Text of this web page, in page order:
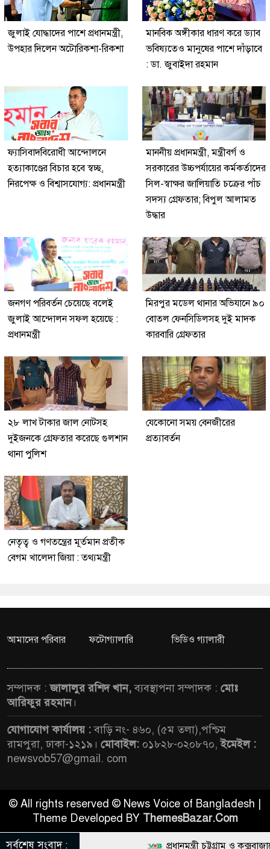
জুলাই যোদ্ধাদের পাশে প্রধানমন্ত্রী,
উপহার দিলেন অটোরিকশা-রিকশা
মানবিক অঙ্গীকার ধারণ করে ড্যাব
ভবিষ্যতেও মানুষের পাশে দাঁড়াবে
: ডা. জুবাইদা রহমান
ফ্যাসিবাদবিরোধী আন্দোলনে
হত্যাকাণ্ডের বিচার হবে স্বচ্ছ,
নিরপেক্ষ ও বিশ্বাসযোগ্য: প্রধানমন্ত্রী
মাননীয় প্রধানমন্ত্রী, মন্ত্রীবর্গ ও
সরকারের উচ্চপর্যায়ের কর্মকর্তাদের
সিল-স্বাক্ষর জালিয়াতি চক্রের পাঁচ
সদস্য গ্রেফতার; বিপুল আলামত
উদ্ধার
জনগণ পরিবর্তন চেয়েছে বলেই
জুলাই আন্দোলন সফল হয়েছে :
প্রধানমন্ত্রী
মিরপুর মডেল থানার অভিযানে ৯০
বোতল ফেনসিডিলসহ দুই মাদক
কারবারি গ্রেফতার
২৮ লাখ টাকার জাল নোটসহ
দুইজনকে গ্রেফতার করেছে গুলশান
থানা পুলিশ
যেকোনো সময় বেনজীরের
প্রত্যাবর্তন
নেতৃত্ব ও গণতন্ত্রের মূর্তমান প্রতীক
বেগম খালেদা জিয়া : তথ্যমন্ত্রী
আমাদের পরিবার ফটোগ্যালারি ভিডিও গ্যালারী
সম্পাদক :জালালুর রশিদ খান,ব্যবস্থাপনা সম্পাদক : মোঃ
আরিফুর রহমান।
যোগাযোগ কার্যালয় :বাড়ি নং- ৪৬০, (৫ম তলা),পশ্চিম
রামপুরা, ঢাকা-১২১৯। মোবাইল: ০১৮২৮-০২০৮৭০,ইমেইল :
newsvob57@gmail. com
© All rights reserved © News Voice of Bangladesh |
Theme Developed BY ThemesBazar.Com
সর্বশেষ সংবাদ : প্রধানমন্ত্রী চট্টগ্রাম ও কক্সবাজারে